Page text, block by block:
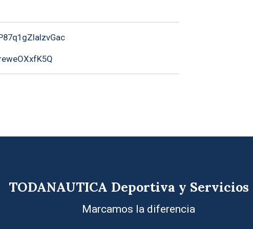
TODANAUTICA Deportiva y Servicios
Marcamos la diferencia